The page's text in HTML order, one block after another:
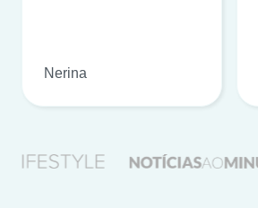
Nerina